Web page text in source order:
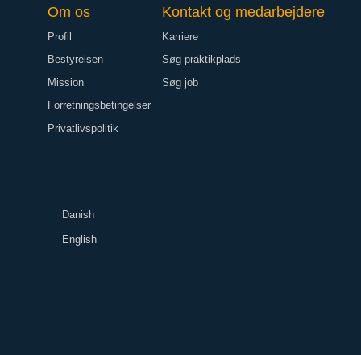
Om os
Profil
Bestyrelsen
Mission
Forretningsbetingelser
Privatlivspolitik
Kontakt og medarbejdere
Karriere
Søg praktikplads
Søg job
Danish
English